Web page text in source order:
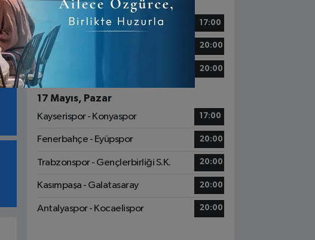
16 Mayıs, Cumartesi
Fatih Karagümrük - Alanyaspor
17:00
Gaziantep FK - Başakşehir 20:00
Samsunspor - Göztepe 20:00
17 Mayıs, Pazar
Kayserispor - Konyaspor
17:00
Fenerbahçe - Eyüpspor 20:00
Trabzonspor - Gençlerbirliği S.K. 20:00
Kasımpaşa - Galatasaray 20:00
Antalyaspor - Kocaelispor 20:00